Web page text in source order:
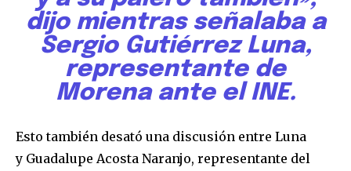
dijo mientras señalaba a
Sergio Gutiérrez Luna,
representante de
Morena ante el INE.
Esto también desató una discusión entre Luna
y Guadalupe Acosta Naranjo, representante del